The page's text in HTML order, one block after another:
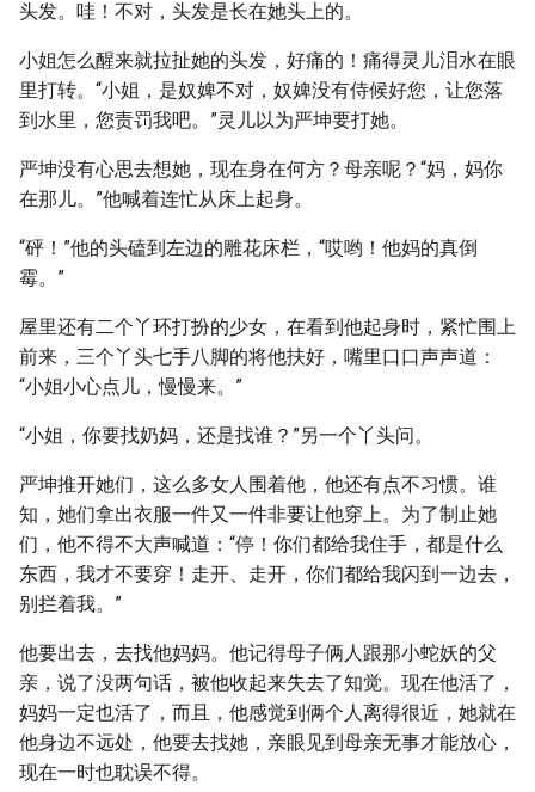
头发。哇！不对，头发是长在她头上的。
小姐怎么醒来就拉扯她的头发，好痛的！痛得灵儿泪水在眼
里打转。“小姐，是奴婢不对，奴婢没有侍候好您，让您落
到水里，您责罚我吧。”灵儿以为严坤要打她。
严坤没有心思去想她，现在身在何方？母亲呢？“妈，妈你
在那儿。”他喊着连忙从床上起身。
“砰！”他的头磕到左边的雕花床栏，“哎哟！他妈的真倒
霉。”
屋里还有二个丫环打扮的少女，在看到他起身时，紧忙围上
前来，三个丫头七手八脚的将他扶好，嘴里口口声声道：
“小姐小心点儿，慢慢来。”
“小姐，你要找奶妈，还是找谁？”另一个丫头问。
严坤推开她们，这么多女人围着他，他还有点不习惯。谁
知，她们拿出衣服一件又一件非要让他穿上。为了制止她
们，他不得不大声喊道：“停！你们都给我住手，都是什么
东西，我才不要穿！走开、走开，你们都给我闪到一边去，
别拦着我。”
他要出去，去找他妈妈。他记得母子俩人跟那小蛇妖的父
亲，说了没两句话，被他收起来失去了知觉。现在他活了，
妈妈一定也活了，而且，他感觉到俩个人离得很近，她就在
他身边不远处，他要去找她，亲眼见到母亲无事才能放心，
现在一时也耽误不得。